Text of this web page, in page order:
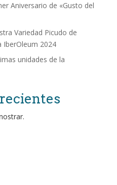
Aniversario de «Gusto del
Variedad Picudo de
IberOleum 2024
unidades de la